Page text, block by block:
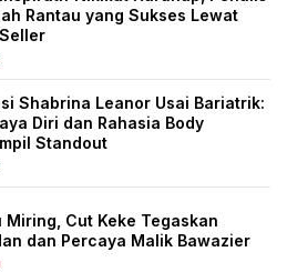
Rantau yang Sukses Lewat
Shabrina Leanor Usai Bariatrik:
Diri dan Rahasia Body
Standout
Miring, Cut Keke Tegaskan
dan Percaya Malik Bawazier